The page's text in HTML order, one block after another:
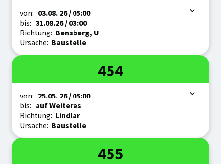
Zeitraum
von: 03.08. 26/ 05:00
bis: 31.08.26/ 03:00
Richtung: Bensberg, U
Ursache: Baustelle
Linie
454
Zeitraum
von: 25.05. 26/ 05:00
bis: auf Weiteres
Richtung: Lindlar
Ursache: Baustelle
Linie
455